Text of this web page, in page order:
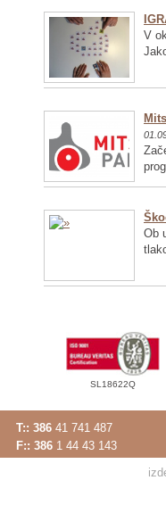
V
Ob
SL18622Q
T:: 386 41 741 487
F:: 386 1 44 43 143